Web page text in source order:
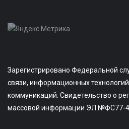
Зарегистрировано Федеральной
связи, информационных
коммуникаций. Свидетельство о
массовой информации ЭЛ №ФС77-